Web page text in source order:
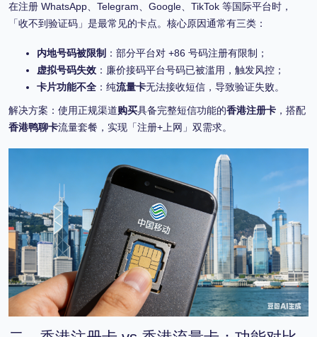
在注册 WhatsApp、Telegram、Google、TikTok 等国际平台时，
「收不到验证码」是最常见的卡点。核心原因通常有三类：
内地号码被限制 ：部分平台对 +86 号码注册有限制；
虚拟号码失效 ：廉价接码平台号码已被滥用，触发风控；
卡片功能不全 ：纯流量卡无法接收短信，导致验证失败。
解决方案：使用正规渠道购买具备完整短信功能的香港注册卡 ，搭配
香港鸭聊卡流量套餐，实现「注册+上网」双需求。